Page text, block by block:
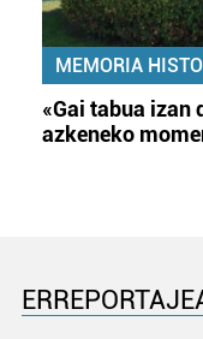
MEMORIA
«Gai tabua izan
azkeneko